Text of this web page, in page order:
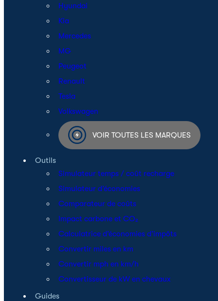
Hyundai
Kia
Mercedes
MG
Peugeot
Renault
Tesla
Volkswagen
VOIR TOUTES LES MARQUES
Outils
Simulateur temps / coût recharge
Simulateur d’économies
Comparateur de coûts
Impact carbone et CO₂
Calculatrice d’économies d’impôts
Convertir miles en km
Convertir mph en km/h
Convertisseur de kW en chevaux
Guides